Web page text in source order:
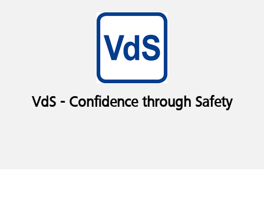
VdS - Confidence through Safety